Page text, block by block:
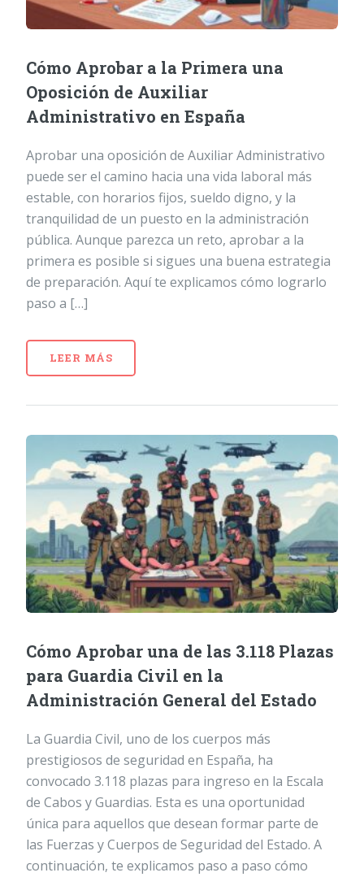
Cómo Aprobar a la Primera una
Oposición de Auxiliar
Administrativo en España
Aprobar una oposición de Auxiliar Administrativo
puede ser el camino hacia una vida laboral más
estable, con horarios fijos, sueldo digno, y la
tranquilidad de un puesto en la administración
pública. Aunque parezca un reto, aprobar a la
primera es posible si sigues una buena estrategia
de preparación. Aquí te explicamos cómo lograrlo
paso a […]
LEER MÁS
Cómo Aprobar una de las 3.118 Plazas
para Guardia Civil en la
Administración General del Estado
La Guardia Civil, uno de los cuerpos más
prestigiosos de seguridad en España, ha
convocado 3.118 plazas para ingreso en la Escala
de Cabos y Guardias. Esta es una oportunidad
única para aquellos que desean formar parte de
las Fuerzas y Cuerpos de Seguridad del Estado. A
continuación, te explicamos paso a paso cómo